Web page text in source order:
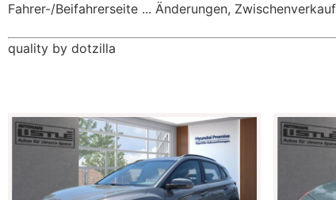
Fahrer-/Beifahrerseite ... Änderungen,
quality by dotzilla